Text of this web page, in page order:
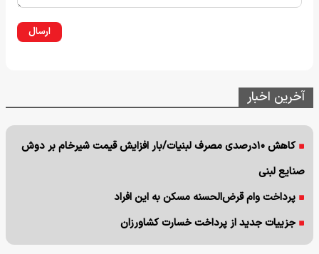
ارسال
آخرین اخبار
کاهش ۱۰درصدی مصرف لبنیات/بار افزایش قیمت شیرخام بر دوش
صنایع لبنی
پرداخت وام قرض‌الحسنه مسکن به این افراد
جزییات جدید از پرداخت خسارت کشاورزان